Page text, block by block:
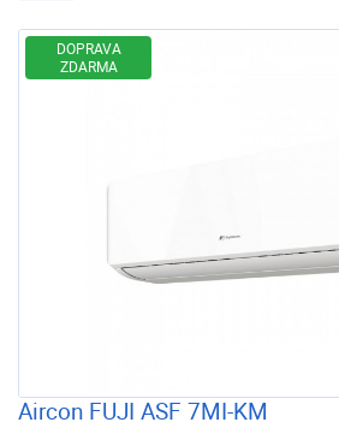
DOPRAVA
ZDARMA
Aircon FUJI ASF 7MI-KM